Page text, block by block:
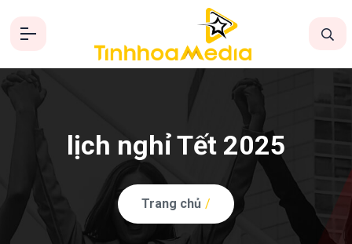
lịch nghỉ Tết 2025
Trang chủ /